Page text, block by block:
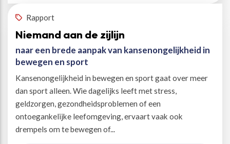
Rapport
Niemand aan de zijlijn
naar een brede aanpak van kansenongelijkheid in
bewegen en sport
Kansenongelijkheid in bewegen en sport gaat over meer
dan sport alleen. Wie dagelijks leeft met stress,
geldzorgen, gezondheidsproblemen of een
ontoegankelijke leefomgeving, ervaart vaak ook
drempels om te bewegen of...